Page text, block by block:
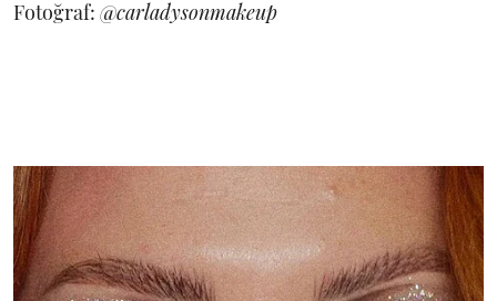
Fotoğraf: @carladysonmakeup